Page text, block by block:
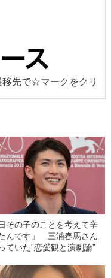
移先で☆マークをクリ
その子のことを考えて辛
んです」 三浦春馬さん
ていた“恋愛観と演劇論”